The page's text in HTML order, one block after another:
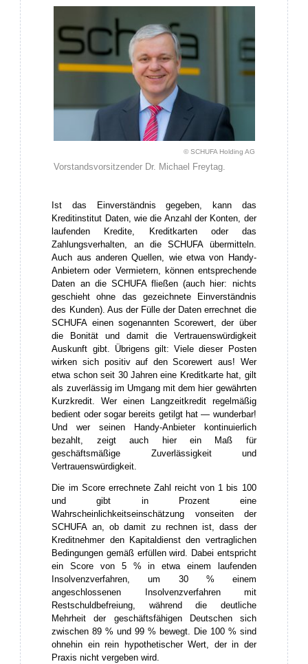
© SCHUFA Holding AG
Vorstandsvorsitzender Dr. Michael Freytag.
Ist das Einverständnis gegeben, kann das
Kreditinstitut Daten, wie die Anzahl der Konten, der
laufenden Kredite, Kreditkarten oder das
Zahlungsverhalten, an die SCHUFA übermitteln.
Auch aus anderen Quellen, wie etwa von Handy-
Anbietern oder Vermietern, können entsprechende
Daten an die SCHUFA fließen (auch hier: nichts
geschieht ohne das gezeichnete Einverständnis
des Kunden). Aus der Fülle der Daten errechnet die
SCHUFA einen sogenannten Scorewert, der über
die Bonität und damit die Vertrauenswürdigkeit
Auskunft gibt. Übrigens gilt: Viele dieser Posten
wirken sich positiv auf den Scorewert aus! Wer
etwa schon seit 30 Jahren eine Kreditkarte hat, gilt
als zuverlässig im Umgang mit dem hier gewährten
Kurzkredit. Wer einen Langzeitkredit regelmäßig
bedient oder sogar bereits getilgt hat — wunderbar!
Und wer seinen Handy-Anbieter kontinuierlich
bezahlt, zeigt auch hier ein Maß für
geschäftsmäßige Zuverlässigkeit und
Vertrauenswürdigkeit.
Die im Score errechnete Zahl reicht von 1 bis 100
und gibt in Prozent eine
Wahrscheinlichkeitseinschätzung vonseiten der
SCHUFA an, ob damit zu rechnen ist, dass der
Kreditnehmer den Kapitaldienst den vertraglichen
Bedingungen gemäß erfüllen wird. Dabei entspricht
ein Score von 5 % in etwa einem laufenden
Insolvenzverfahren, um 30 % einem
angeschlossenen Insolvenzverfahren mit
Restschuldbefreiung, während die deutliche
Mehrheit der geschäftsfähigen Deutschen sich
zwischen 89 % und 99 % bewegt. Die 100 % sind
ohnehin ein rein hypothetischer Wert, der in der
Praxis nicht vergeben wird.